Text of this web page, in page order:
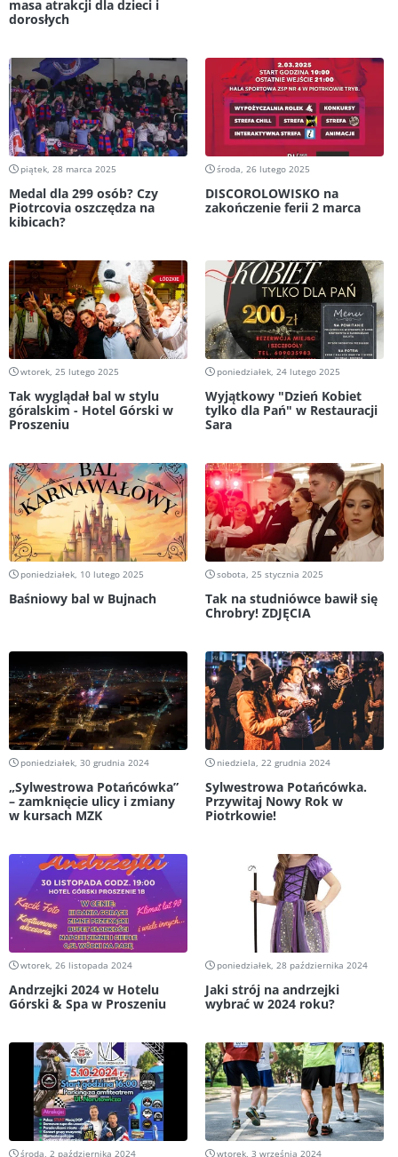
masa atrakcji dla dzieci i
dorosłych
piątek, 28 marca 2025
Medal dla 299 osób? Czy
Piotrcovia oszczędza na
kibicach?
środa, 26 lutego 2025
DISCOROLOWISKO na
zakończenie ferii 2 marca
wtorek, 25 lutego 2025
Tak wyglądał bal w stylu
góralskim - Hotel Górski w
Proszeniu
poniedziałek, 24 lutego 2025
Wyjątkowy "Dzień Kobiet
tylko dla Pań" w Restauracji
Sara
poniedziałek, 10 lutego 2025
Baśniowy bal w Bujnach
sobota, 25 stycznia 2025
Tak na studniówce bawił się
Chrobry! ZDJĘCIA
poniedziałek, 30 grudnia 2024
„Sylwestrowa Potańcówka”
– zamknięcie ulicy i zmiany
w kursach MZK
niedziela, 22 grudnia 2024
Sylwestrowa Potańcówka.
Przywitaj Nowy Rok w
Piotrkowie!
wtorek, 26 listopada 2024
Andrzejki 2024 w Hotelu
Górski & Spa w Proszeniu
poniedziałek, 28 października 2024
Jaki strój na andrzejki
wybrać w 2024 roku?
środa, 2 października 2024 wtorek, 3 września 2024